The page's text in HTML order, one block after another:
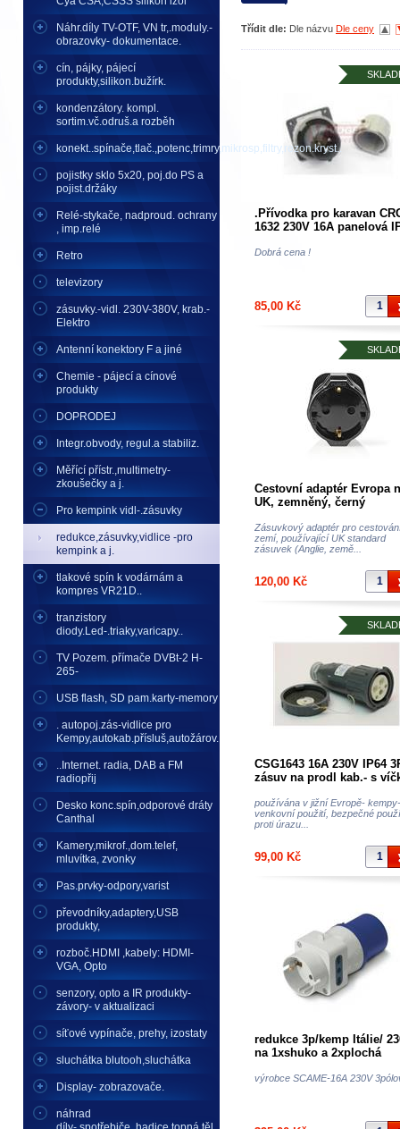
Náhr.díly TV-OTF, VN tr,.moduly.-
obrazovky- dokumentace.
cín, pájky, pájecí
produkty,silikon.bužírk.
kondenzátory. kompl.
sortim.vč.odruš.a rozběh
konekt..spínače,tlač.,potenc,trimry,mikrosp,filtry,rezon.kryst..
pojistky sklo 5x20, poj.do PS a
pojist.držáky
Relé-stykače, nadproud. ochrany
, imp.relé
Retro
televizory
zásuvky.-vidl. 230V-380V, krab.-
Elektro
Antenní konektory F a jiné
Chemie - pájecí a cínové
produkty
DOPRODEJ
Integr.obvody, regul.a stabiliz.
Měřící přístr.,multimetry-
zkoušečky a j.
Pro kempink vidl-.zásuvky
redukce,zásuvky,vidlice -pro
kempink a j.
tlakové spín k vodárnám a
kompres VR21D..
tranzistory
diody.Led-.triaky,varicapy..
TV Pozem. přímače DVBt-2 H-
265-
USB flash, SD pam.karty-memory
. autopoj.zás-vidlice pro
Kempy,autokab.přísluš,autožárov.
..Internet. radia, DAB a FM
radiopřij
Desko konc.spín,odporové dráty
Canthal
Kamery,mikrof.,dom.telef,
mluvítka, zvonky
Pas.prvky-odpory,varist
převodníky,adaptery,USB
produkty,
rozboč.HDMI ,kabely: HDMI-
VGA, Opto
senzory, opto a IR produkty-
závory- v aktualizaci
síťové vypínače, prehy, izostaty
sluchátka blutooh,sluchátka
Display- zobrazovače.
náhrad
Třídit dle: Dle názvu Dle ceny
.Přívodka pro karavan
1632 230V 16A panelová
nejpoužívanější-Západní
Dobrá cena !
85,00 Kč
Cestovní adaptér Evropa
UK, zemněný, černý
Zásuvkový adaptér pro
zemí, používající UK standard
zásuvek (Anglie, země...
120,00 Kč
CSG1643 16A 230V IP64
zásuv na prodl kab.- s
používána v jižní Evropě- kempy-
venkovní použití, bezpečné
proti úrazu...
99,00 Kč
redukce 3p/kemp Itálie/
na 1xshuko a 2xplochá
výrobce SCAME-16A 230V